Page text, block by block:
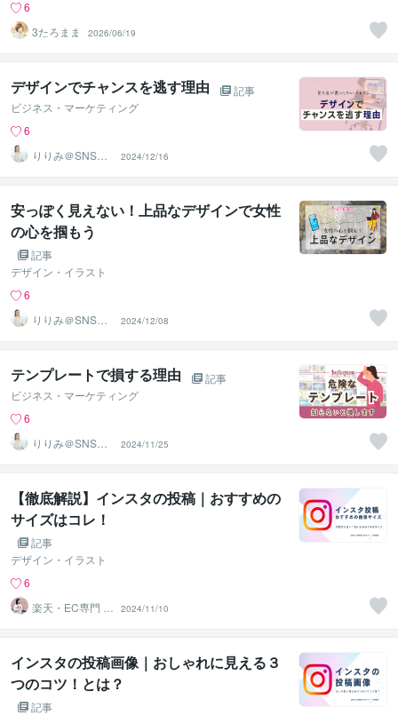
6
3たろまま
2026/06/19
デザインでチャンスを逃す理由
記事
ビジネス・マーケティング
6
りりみ＠SNSイ
ンスタ運用
2024/12/16
安っぽく見えない！上品なデザインで女性
の心を掴もう
記事
デザイン・イラスト
6
りりみ＠SNSイ
ンスタ運用
2024/12/08
テンプレートで損する理由
記事
ビジネス・マーケティング
6
りりみ＠SNSイ
ンスタ運用
2024/11/25
【徹底解説】インスタの投稿｜おすすめの
サイズはコレ！
記事
デザイン・イラスト
6
楽天・EC専門 売
れるページ設計
ゆきこ
2024/11/10
インスタの投稿画像｜おしゃれに見える３
つのコツ！とは？
記事